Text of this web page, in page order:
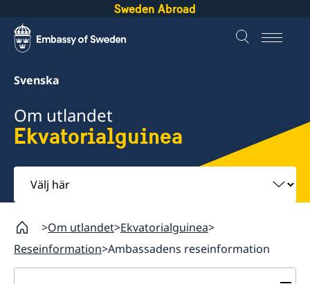
Sweden Abroad
Svenska
Om utlandet
Ekvatorialguinea
Välj
här
Om utlandet Ekvatorialguinea
Reseinformation Ambassadens reseinformation